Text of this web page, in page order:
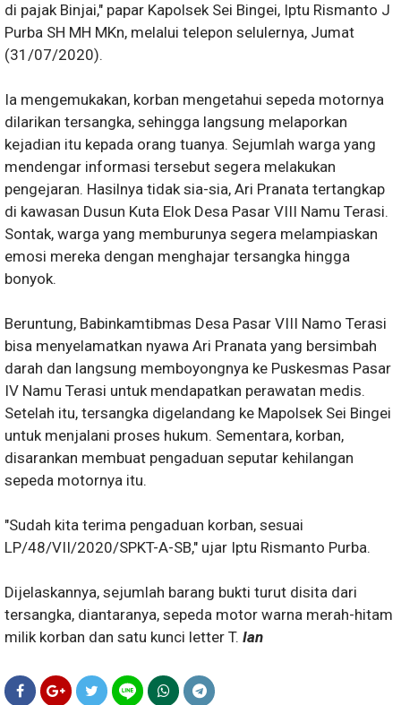
di pajak Binjai," papar Kapolsek Sei Bingei, Iptu Rismanto J
Purba SH MH MKn, melalui telepon selulernya, Jumat
(31/07/2020).
Ia mengemukakan, korban mengetahui sepeda motornya
dilarikan tersangka, sehingga langsung melaporkan
kejadian itu kepada orang tuanya. Sejumlah warga yang
mendengar informasi tersebut segera melakukan
pengejaran. Hasilnya tidak sia-sia, Ari Pranata tertangkap
di kawasan Dusun Kuta Elok Desa Pasar VIII Namu Terasi.
Sontak, warga yang memburunya segera melampiaskan
emosi mereka dengan menghajar tersangka hingga
bonyok.
Beruntung, Babinkamtibmas Desa Pasar VIII Namo Terasi
bisa menyelamatkan nyawa Ari Pranata yang bersimbah
darah dan langsung memboyongnya ke Puskesmas Pasar
IV Namu Terasi untuk mendapatkan perawatan medis.
Setelah itu, tersangka digelandang ke Mapolsek Sei Bingei
untuk menjalani proses hukum. Sementara, korban,
disarankan membuat pengaduan seputar kehilangan
sepeda motornya itu.
"Sudah kita terima pengaduan korban, sesuai
LP/48/VII/2020/SPKT-A-SB," ujar Iptu Rismanto Purba.
Dijelaskannya, sejumlah barang bukti turut disita dari
tersangka, diantaranya, sepeda motor warna merah-hitam
milik korban dan satu kunci letter T. Ian